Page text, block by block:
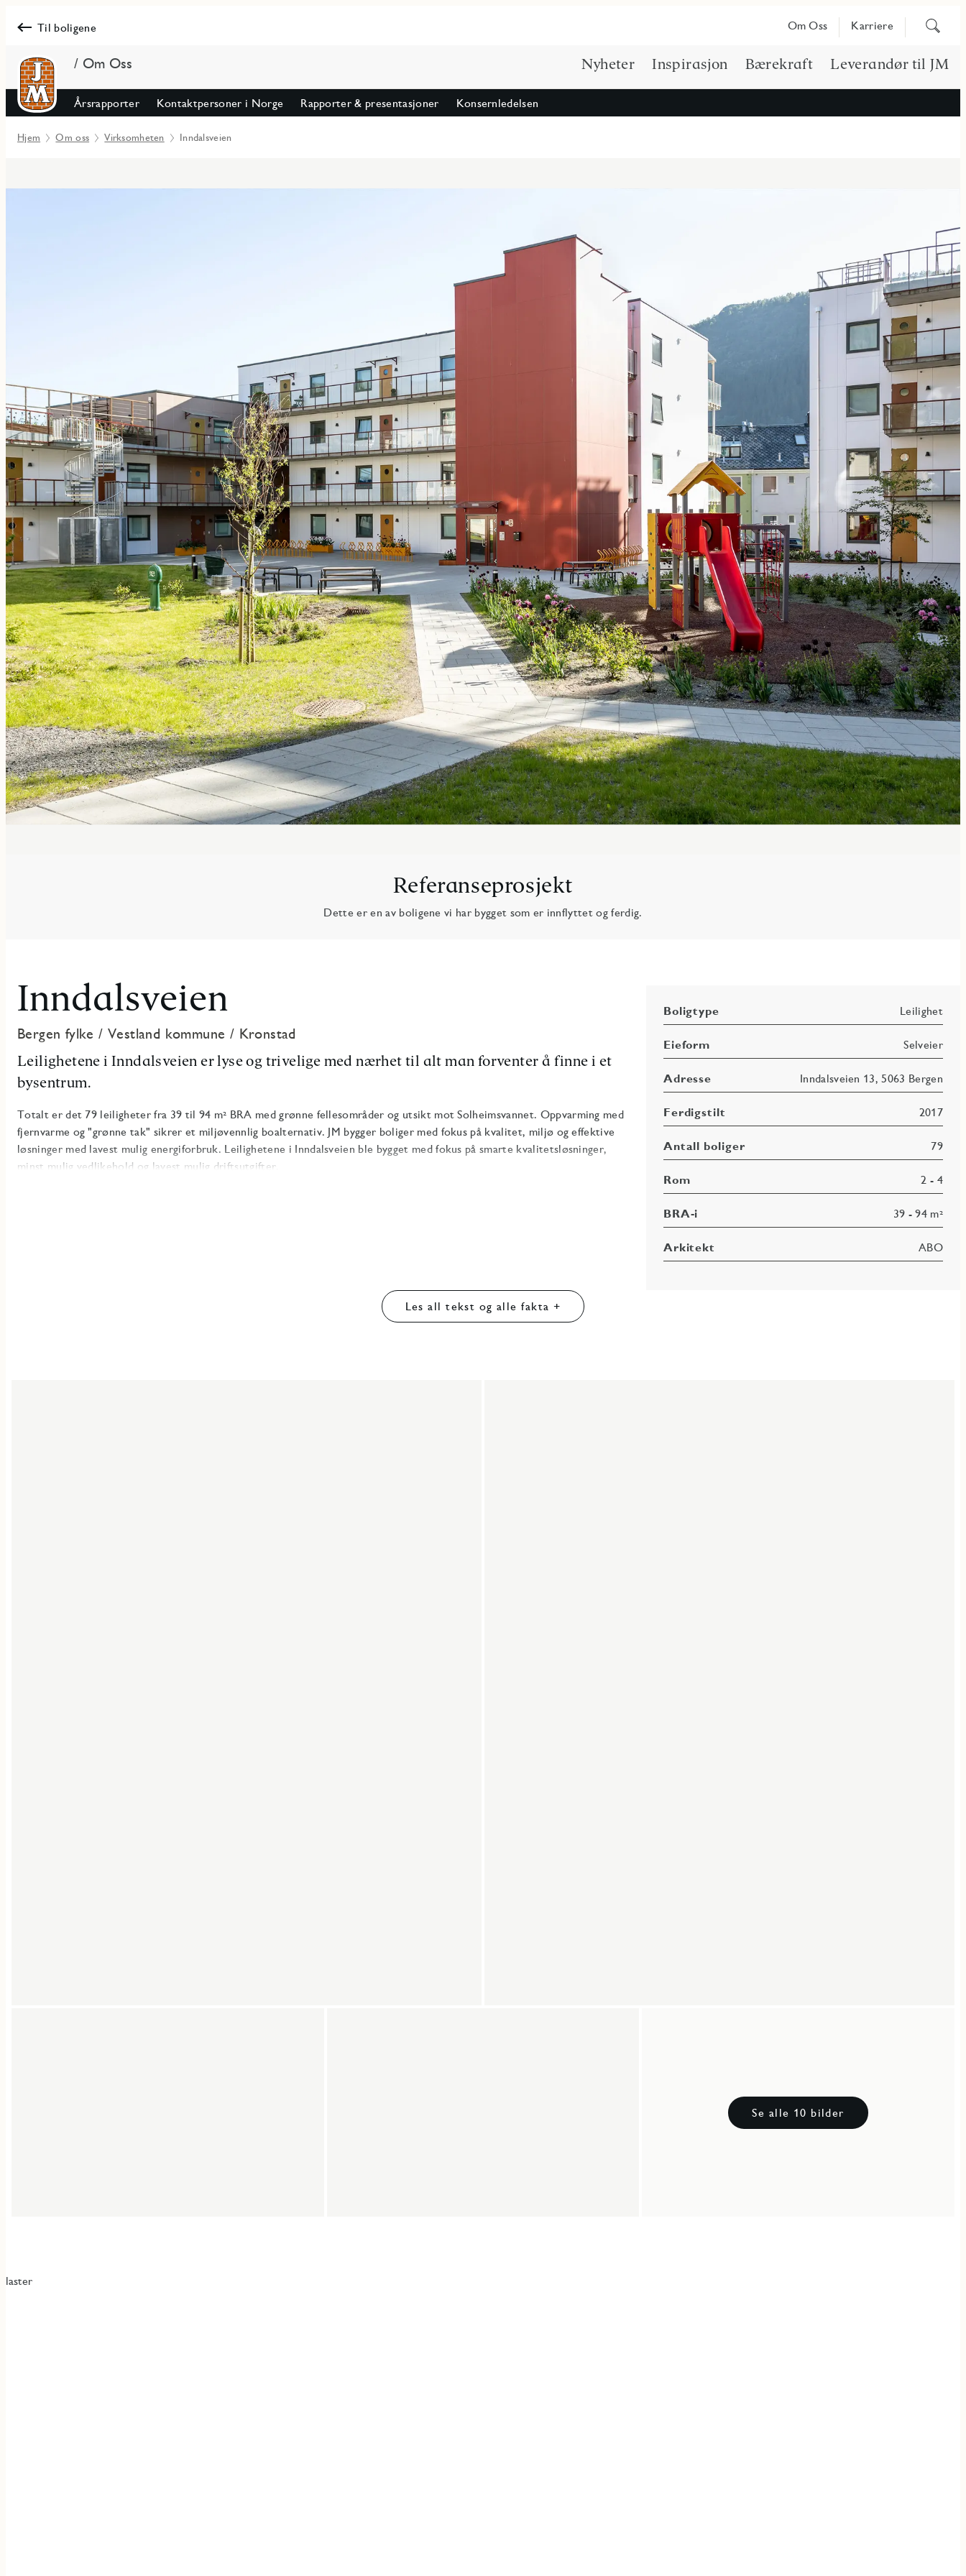
Til boligene Om Oss Karriere
Søk
/ Om Oss Nyheter Inspirasjon Bærekraft Leverandør til JM
Årsrapporter Kontaktpersoner i Norge Rapporter & presentasjoner Konsernledelsen
Hjem Om oss Virksomheten Inndalsveien
Referanseprosjekt
Dette er en av boligene vi har bygget som er innflyttet og ferdig.
Inndalsveien
Bergen fylke /Vestland kommune / Kronstad
Leilighetene i Inndalsveien er lyse og trivelige med nærhet til alt man forventer å finne i et
bysentrum.
Totalt er det 79 leiligheter fra 39 til 94 m² BRA med grønne fellesområder og utsikt mot Solheimsvannet. Oppvarming med
fjernvarme og "grønne tak" sikrer et miljøvennlig boalternativ. JM bygger boliger med fokus på kvalitet, miljø og effektive
løsninger med lavest mulig energiforbruk. Leilighetene i Inndalsveien ble bygget med fokus på smarte kvalitetsløsninger,
minst mulig vedlikehold og lavest mulig driftsutgifter.
Boligtype Leilighet
Eieform Selveier
Adresse Inndalsveien 13, 5063 Bergen
Ferdigstilt 2017
Antall boliger 79
Rom 2 - 4
BRA-i 39 - 94 m²
Arkitekt ABO
Les all tekst og alle fakta +
Se alle 10 bilder
laster